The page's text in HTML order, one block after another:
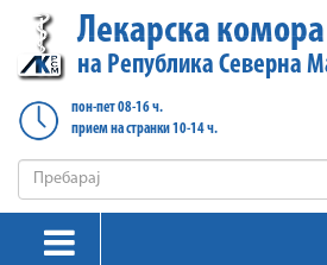
Лекарска комора
на Република Северна
пон-пет 08-16 ч.
прием на странки 10-14 ч.